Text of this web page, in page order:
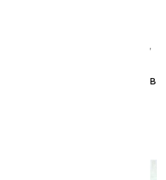
выраженный
начало в его работах
избытка краски на холсте,
для художника прошли.
выставке написано в
Василий Голубев
изящество и по-
колорист.